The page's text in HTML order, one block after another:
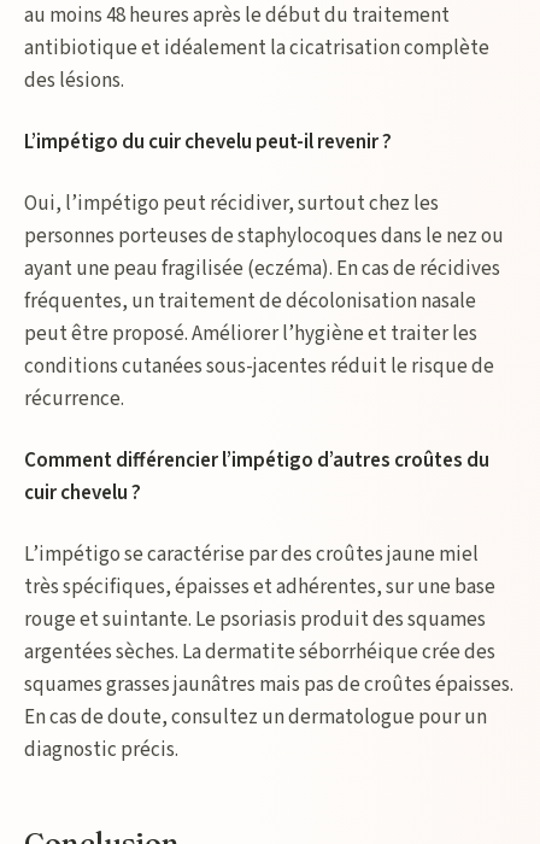
au moins 48 heures après le début du traitement
antibiotique et idéalement la cicatrisation complète
des lésions.
L’impétigo du cuir chevelu peut-il revenir ?
Oui, l’impétigo peut récidiver, surtout chez les
personnes porteuses de staphylocoques dans le nez ou
ayant une peau fragilisée (eczéma). En cas de récidives
fréquentes, un traitement de décolonisation nasale
peut être proposé. Améliorer l’hygiène et traiter les
conditions cutanées sous-jacentes réduit le risque de
récurrence.
Comment différencier l’impétigo d’autres croûtes du
cuir chevelu ?
L’impétigo se caractérise par des croûtes jaune miel
très spécifiques, épaisses et adhérentes, sur une base
rouge et suintante. Le psoriasis produit des squames
argentées sèches. La dermatite séborrhéique crée des
squames grasses jaunâtres mais pas de croûtes épaisses.
En cas de doute, consultez un dermatologue pour un
diagnostic précis.